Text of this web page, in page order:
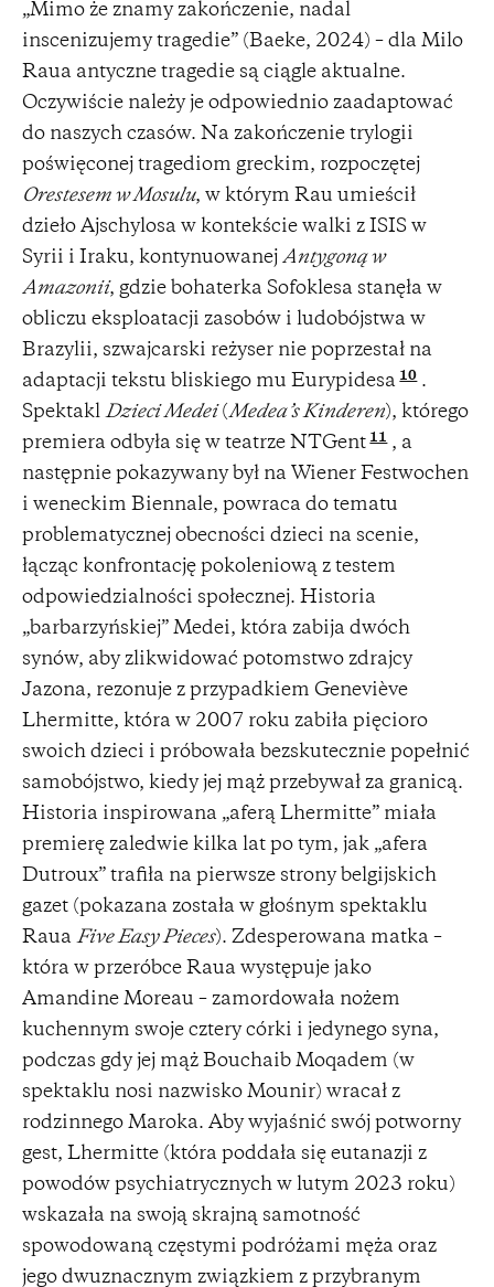
„Mimo że znamy zakończenie, nadal
inscenizujemy tragedie” (Baeke, 2024) – dla Milo
Raua antyczne tragedie są ciągle aktualne.
Oczywiście należy je odpowiednio zaadaptować
do naszych czasów. Na zakończenie trylogii
poświęconej tragediom greckim, rozpoczętej
Orestesem w Mosulu, w którym Rau umieścił
dzieło Ajschylosa w kontekście walki z ISIS w
Syrii i Iraku, kontynuowanej Antygoną w
Amazonii, gdzie bohaterka Sofoklesa stanęła w
obliczu eksploatacji zasobów i ludobójstwa w
Brazylii, szwajcarski reżyser nie poprzestał na
adaptacji tekstu bliskiego mu Eurypidesa 10 .
Spektakl Dzieci Medei(Medea’s Kinderen), którego
premiera odbyła się w teatrze NTGent 11 , a
następnie pokazywany był na Wiener Festwochen
i weneckim Biennale, powraca do tematu
problematycznej obecności dzieci na scenie,
łącząc konfrontację pokoleniową z testem
odpowiedzialności społecznej. Historia
„barbarzyńskiej” Medei, która zabija dwóch
synów, aby zlikwidować potomstwo zdrajcy
Jazona, rezonuje z przypadkiem Geneviève
Lhermitte, która w 2007 roku zabiła pięcioro
swoich dzieci i próbowała bezskutecznie popełnić
samobójstwo, kiedy jej mąż przebywał za granicą.
Historia inspirowana „aferą Lhermitte” miała
premierę zaledwie kilka lat po tym, jak „afera
Dutroux” trafiła na pierwsze strony belgijskich
gazet (pokazana została w głośnym spektaklu
Raua Five Easy Pieces). Zdesperowana matka –
która w przeróbce Raua występuje jako
Amandine Moreau – zamordowała nożem
kuchennym swoje cztery córki i jedynego syna,
podczas gdy jej mąż Bouchaib Moqadem (w
spektaklu nosi nazwisko Mounir) wracał z
rodzinnego Maroka. Aby wyjaśnić swój potworny
gest, Lhermitte (która poddała się eutanazji z
powodów psychiatrycznych w lutym 2023 roku)
wskazała na swoją skrajną samotność
spowodowaną częstymi podróżami męża oraz
jego dwuznacznym związkiem z przybranym